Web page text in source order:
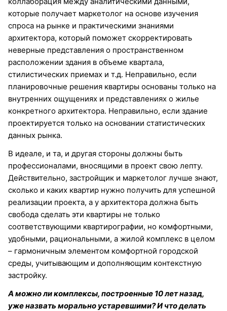
которые получает маркетолог на основе изучения
спроса на рынке и практическими знаниями
архитектора, который поможет скорректировать
неверные представления о пространственном
расположении здания в объеме квартала,
стилистических приемах и т.д. Неправильно, если
планировочные решения квартиры основаны только на
внутренних ощущениях и представлениях о жилье
конкретного архитектора. Неправильно, если здание
проектируется только на основании статистических
данных рынка.
В идеале, и та, и другая стороны должны быть
профессионалами, вносящими в проект свою лепту.
Действительно, застройщик и маркетолог лучше знают,
сколько и каких квартир нужно получить для успешной
реализации проекта, а у архитектора должна быть
свобода сделать эти квартиры не только
соответствующими квартирографии, но комфортными,
удобными, рациональными, а жилой комплекс в целом
– гармоничным элементом комфортной городской
среды, учитывающим и дополняющим контекстную
застройку.
А можно ли комплексы, построенные 10 лет назад,
уже назвать морально устаревшими? И что делать